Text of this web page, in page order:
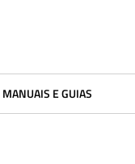
MANUAIS E GUIAS